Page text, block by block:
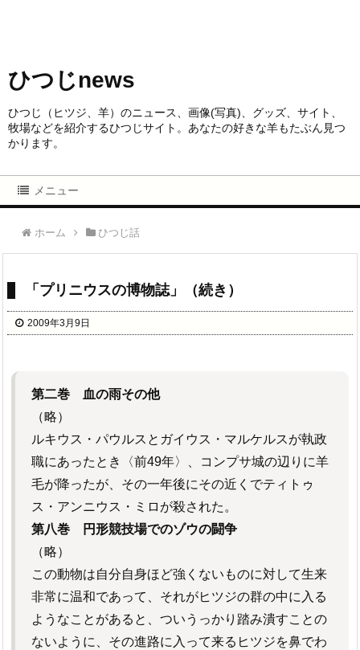
ひつじnews
ひつじ（ヒツジ、羊）のニュース、画像(写真)、グッズ、サイト、
牧場などを紹介するひつじサイト。あなたの好きな羊もたぶん見つ
かります。
メニュー
ホーム ひつじ話
「プリニウスの博物誌」（続き）
2009年3月9日
第二巻 血の雨その他
（略）
ルキウス・パウルスとガイウス・マルケルスが執政
職にあったとき〈前49年〉、コンプサ城の辺りに羊
毛が降ったが、その一年後にその近くでティトゥ
ス・アンニウス・ミロが殺された。
第八巻 円形競技場でのゾウの闘争
（略）
この動物は自分自身ほど強くないものに対して生来
非常に温和であって、それがヒツジの群の中に入る
ようなことがあると、ついうっかり踏み潰すことの
ないように、その進路に入って来るヒツジを鼻でわ